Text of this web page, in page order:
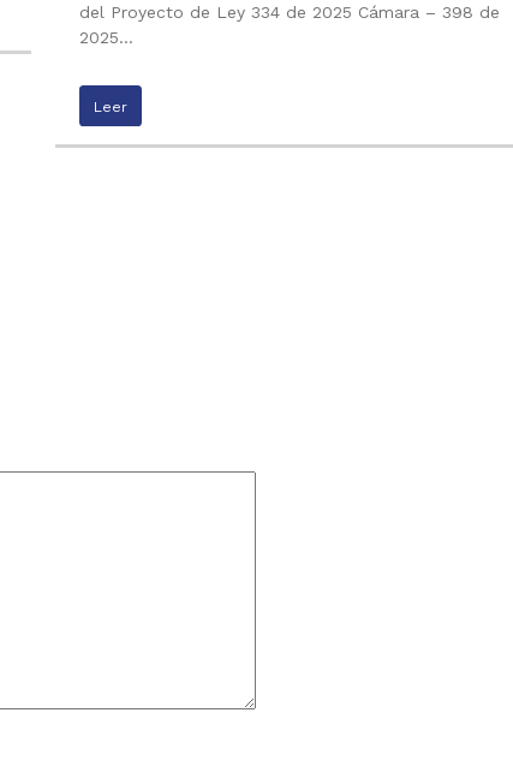
del Proyecto de Ley 334 de 2025 Cámara – 398 de
2025…
Leer